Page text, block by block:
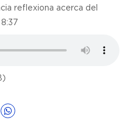
reflexiona acerca del